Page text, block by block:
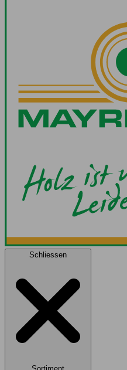
Schliessen